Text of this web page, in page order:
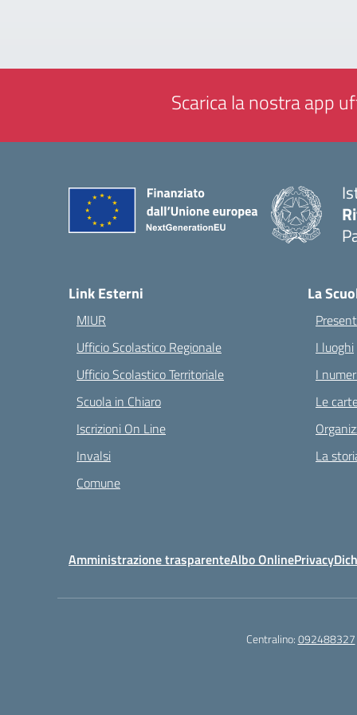
Scarica la nostra app
Link Esterni
MIUR
Ufficio Scolastico Regionale
Ufficio Scolastico Territoriale
Scuola in Chiaro
Iscrizioni On Line
Invalsi
Comune
La
I luoghi
I
Le
La
Amministrazione trasparenteAlbo OnlinePrivacy
Centralino:092488327